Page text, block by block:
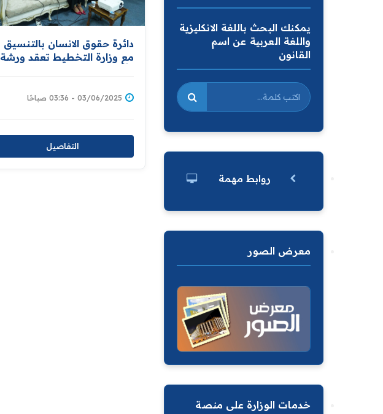
دائرة حقوق الانسان بالتنسيق
مع وزارة التخطيط تعقد ورشة
03/06/2025 - 03:36 صباحًا
التفاصيل
يمكنك البحث باللغة الانكليزية
واللغة العربية عن اسم
القانون
روابط مهمة
معرض الصور
خدمات الوزارة على منصة